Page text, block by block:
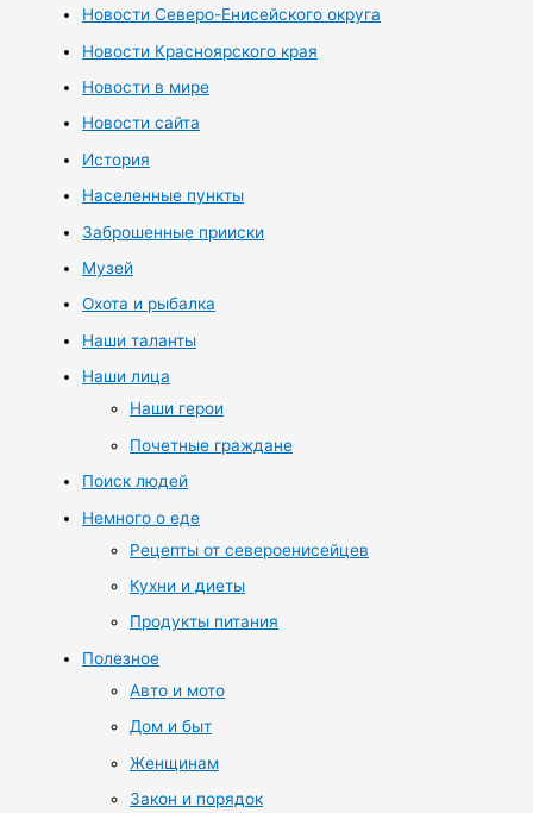
Новости Северо-Енисейского округа
Новости Красноярского края
Новости в мире
Новости сайта
История
Населенные пункты
Заброшенные прииски
Музей
Охота и рыбалка
Наши таланты
Наши лица
Наши герои
Почетные граждане
Поиск людей
Немного о еде
Рецепты от североенисейцев
Кухни и диеты
Продукты питания
Полезное
Авто и мото
Дом и быт
Женщинам
Закон и порядок